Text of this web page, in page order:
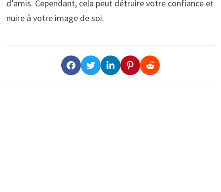
d’amis. Cependant, cela peut détruire votre confiance et
nuire à votre image de soi.